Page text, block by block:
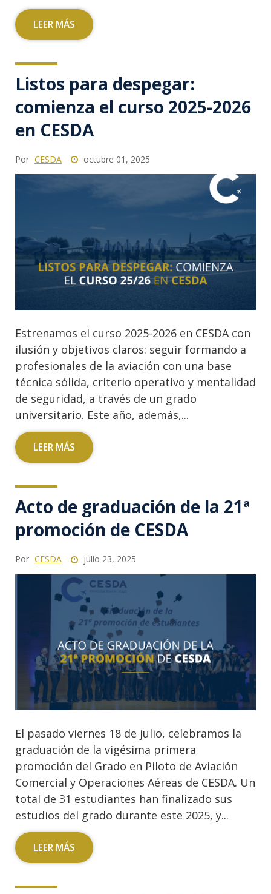
LEER MÁS
Listos para despegar:
comienza el curso 2025-2026
en CESDA
Por CESDA octubre 01, 2025
Estrenamos el curso 2025-2026 en CESDA con
ilusión y objetivos claros: seguir formando a
profesionales de la aviación con una base
técnica sólida, criterio operativo y mentalidad
de seguridad, a través de un grado
universitario. Este año, además,...
LEER MÁS
Acto de graduación de la 21ª
promoción de CESDA
Por CESDA julio 23, 2025
El pasado viernes 18 de julio, celebramos la
graduación de la vigésima primera
promoción del Grado en Piloto de Aviación
Comercial y Operaciones Aéreas de CESDA. Un
total de 31 estudiantes han finalizado sus
estudios del grado durante este 2025, y...
LEER MÁS